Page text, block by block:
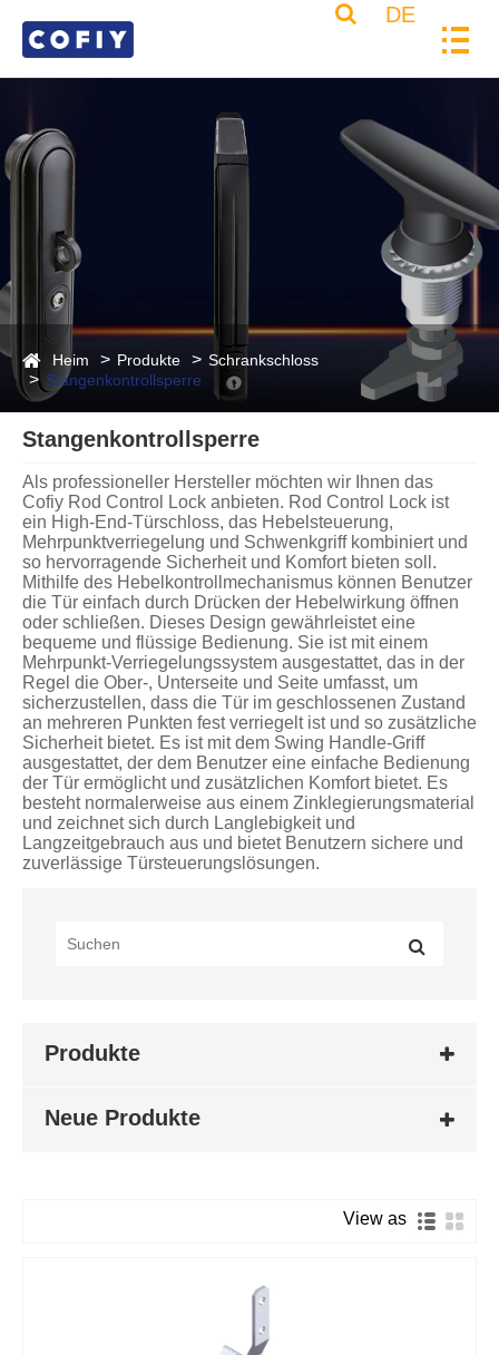
DE
Heim Produkte
Schrankschloss
Stangenkontrollsperre
Stangenkontrollsperre
Als professioneller Hersteller möchten wir Ihnen das
Cofiy Rod Control Lock anbieten. Rod Control Lock ist
ein High-End-Türschloss, das Hebelsteuerung,
Mehrpunktverriegelung und Schwenkgriff kombiniert und
so hervorragende Sicherheit und Komfort bieten soll.
Mithilfe des Hebelkontrollmechanismus können Benutzer
die Tür einfach durch Drücken der Hebelwirkung öffnen
oder schließen. Dieses Design gewährleistet eine
bequeme und flüssige Bedienung. Sie ist mit einem
Mehrpunkt-Verriegelungssystem ausgestattet, das in der
Regel die Ober-, Unterseite und Seite umfasst, um
sicherzustellen, dass die Tür im geschlossenen Zustand
an mehreren Punkten fest verriegelt ist und so zusätzliche
Sicherheit bietet. Es ist mit dem Swing Handle-Griff
ausgestattet, der dem Benutzer eine einfache Bedienung
der Tür ermöglicht und zusätzlichen Komfort bietet. Es
besteht normalerweise aus einem Zinklegierungsmaterial
und zeichnet sich durch Langlebigkeit und
Langzeitgebrauch aus und bietet Benutzern sichere und
zuverlässige Türsteuerungslösungen.
Produkte
Neue Produkte
View as